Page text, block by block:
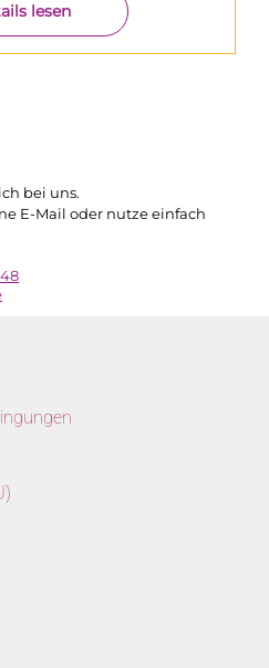
lesen
bei uns.
E-Mail oder nutze einfach